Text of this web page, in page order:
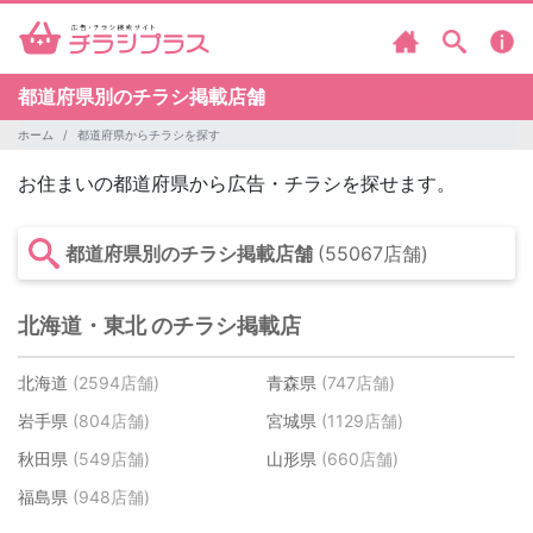
都道府県別のチラシ掲載店舗
ホーム 都道府県からチラシを探す
お住まいの都道府県から広告・チラシを探せます。
都道府県別のチラシ掲載店舗 (55067店舗)
北海道・東北 のチラシ掲載店
北海道 (2594店舗) 青森県 (747店舗)
岩手県 (804店舗) 宮城県 (1129店舗)
秋田県 (549店舗) 山形県 (660店舗)
福島県 (948店舗)